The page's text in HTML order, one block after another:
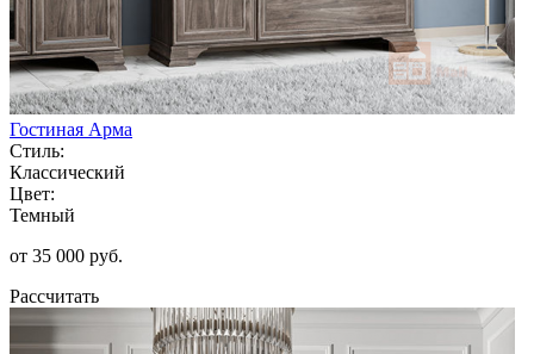
Гостиная Арма
Стиль:
Классический
Цвет:
Темный
от 35 000 руб.
Рассчитать